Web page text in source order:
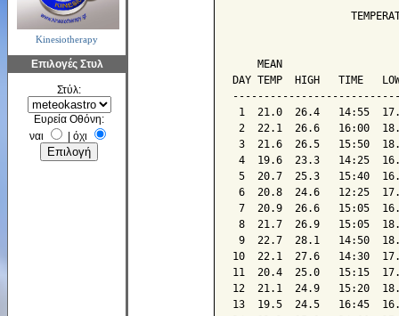
Kinesiotherapy
Επιλογές Στυλ
Στύλ:
Ευρεία Οθόνη:
ναι
όχι
MEAN
DAY TEMP  HIGH   TIME
1  21.0  26.4   14:55
2  22.1  26.6   16:00
3  21.6  26.5   15:50
4  19.6  23.3   14:25
5  20.7  25.3   15:40
6  20.8  24.6   12:25
7  20.9  26.6   15:05
8  21.7  26.9   15:05
9  22.7  28.1   14:50
10  22.1  27.6   14:30
11  20.4  25.0   15:15
12  21.1  24.9   15:20
13  19.5  24.5   16:45